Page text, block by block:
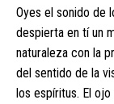
Oyes el sonido de
despierta en tí un
naturaleza con la
del sentido de la
los espíritus. El